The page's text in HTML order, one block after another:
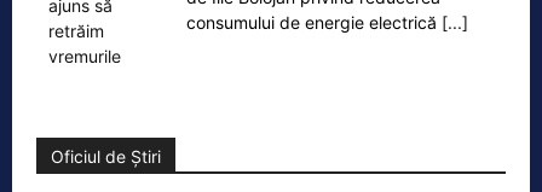
consumului de energie electrică [...]
Oficiul de Știri